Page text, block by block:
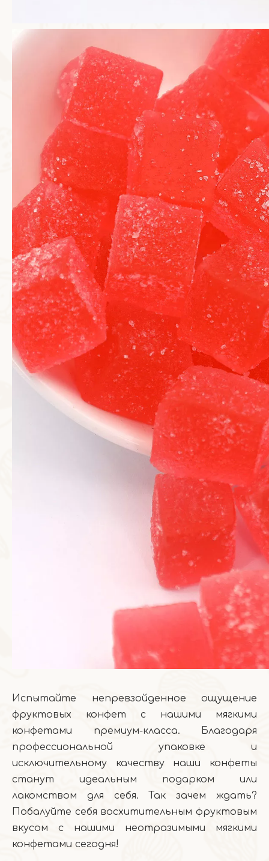
Испытайте непревзойденное ощущение
фруктовых конфет с нашими мягкими
конфетами премиум-класса. Благодаря
профессиональной упаковке и
исключительному качеству наши конфеты
станут идеальным подарком или
лакомством для себя. Так зачем ждать?
Побалуйте себя восхитительным фруктовым
вкусом с нашими неотразимыми мягкими
конфетами сегодня!